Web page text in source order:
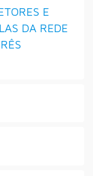
E
DA REDE